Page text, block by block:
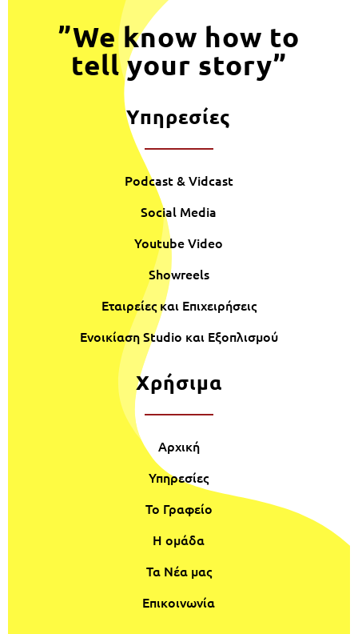
”We know how to
tell your story”
Υπηρεσίες
Podcast & Vidcast
Social Media
Youtube Video
Showreels
Εταιρείες και Επιχειρήσεις
Ενοικίαση Studio και Εξοπλισμού
Χρήσιμα
Αρχική
Υπηρεσίες
Το Γραφείο
Η ομάδα
Τα Νέα μας
Επικοινωνία